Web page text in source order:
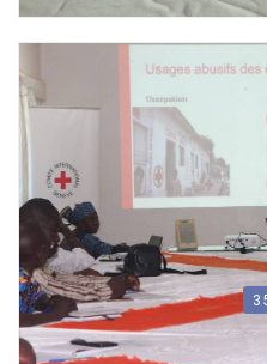
Formation de Moniteur de